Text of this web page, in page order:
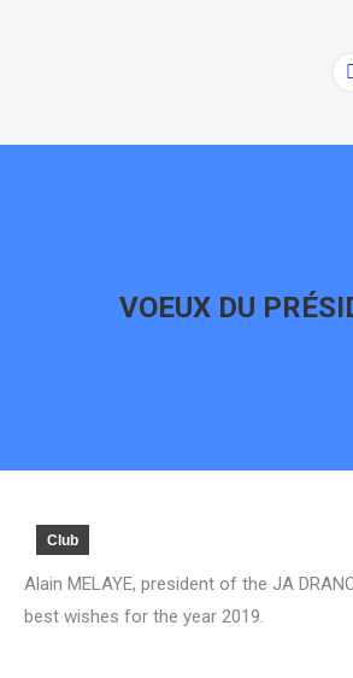
VOEUX DU
Club
Alain MELAYE, president of the JA
best wishes for the year 2019.